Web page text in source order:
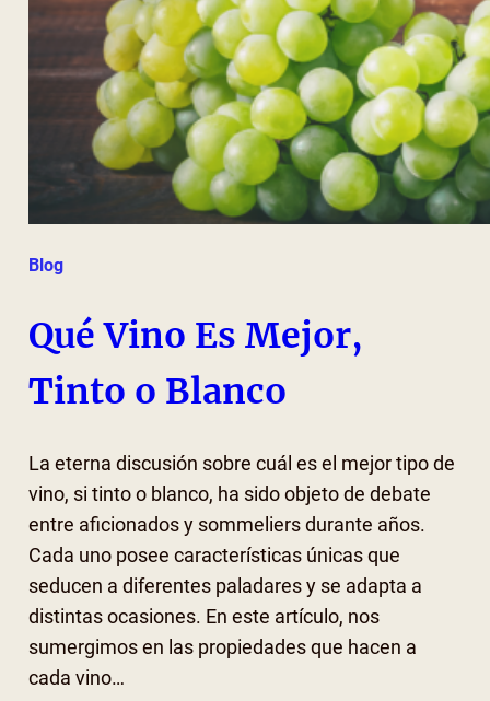
Blog
Qué Vino Es Mejor,
Tinto o Blanco
La eterna discusión sobre cuál es el mejor tipo de
vino, si tinto o blanco, ha sido objeto de debate
entre aficionados y sommeliers durante años.
Cada uno posee características únicas que
seducen a diferentes paladares y se adapta a
distintas ocasiones. En este artículo, nos
sumergimos en las propiedades que hacen a
cada vino…